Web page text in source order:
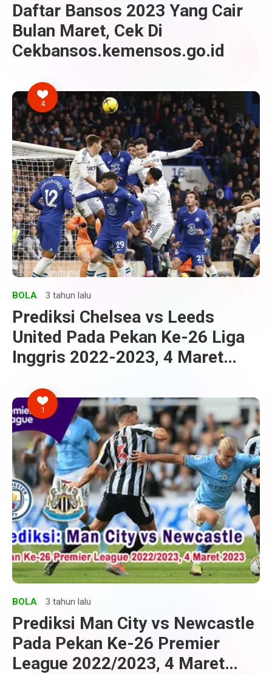
Daftar Bansos 2023 Yang Cair
Bulan Maret, Cek Di
Cekbansos.kemensos.go.id
4
BOLA 3 tahun lalu
Prediksi Chelsea vs Leeds
United Pada Pekan Ke-26 Liga
Inggris 2022-2023, 4 Maret
1
BOLA 3 tahun lalu
Prediksi Man City vs Newcastle
Pada Pekan Ke-26 Premier
League 2022/2023, 4 Maret